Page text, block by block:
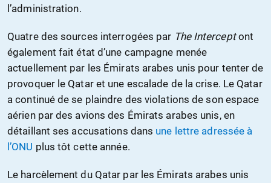
l’administration.
Quatre des sources interrogées par The Interceptont
également fait état d’une campagne menée
actuellement par les Émirats arabes unis pour tenter de
provoquer le Qatar et une escalade de la crise. Le Qatar
a continué de se plaindre des violations de son espace
aérien par des avions des Émirats arabes unis, en
détaillant ses accusations dans une lettre adressée à
l’ONU plus tôt cette année.
Le harcèlement du Qatar par les Émirats arabes unis